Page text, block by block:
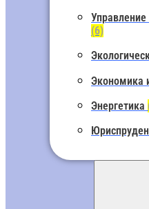
(6)
Экономика
Энергетика